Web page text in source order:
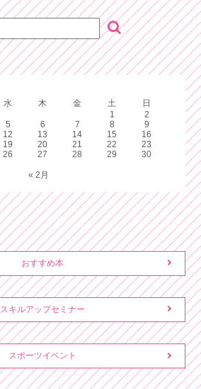
水 木 金 土
日
1
2
5 6 7 8
9
12 13 14 15
16
19 20 21 22
23
26 27 28 29
30
« 2月
おすすめ本
スキルアップセミナー
スポーツイベント